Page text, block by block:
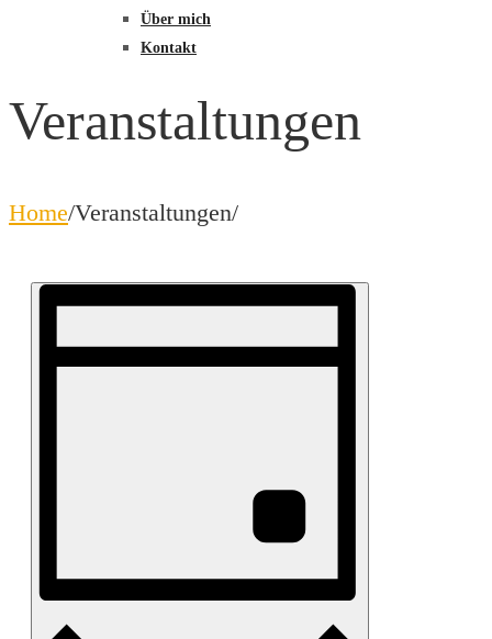
Über mich
Kontakt
Veranstaltungen
Home/Veranstaltungen/
Veranstaltungen
für
Ansichten-
Navigation
Veranstaltung
Ansichten-